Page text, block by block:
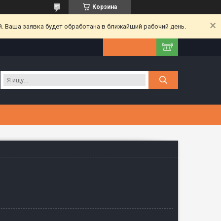
Корзина
заявка будет обработана в ближайший рабочий день.